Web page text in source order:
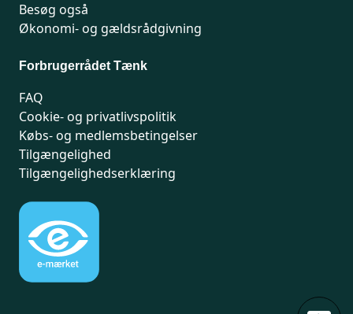
Besøg også
Økonomi- og gældsrådgivning
Forbrugerrådet Tænk
FAQ
Cookie- og privatlivspolitik
Købs- og medlemsbetingelser
Tilgængelighed
Tilgængelighedserklæring